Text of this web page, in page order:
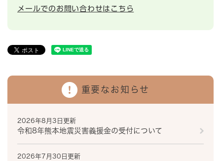
メールでのお問い合わせはこちら
重要なお知らせ
2026年8月3日更新
令和8年熊本地震災害義援金の受付について
2026年7月30日更新